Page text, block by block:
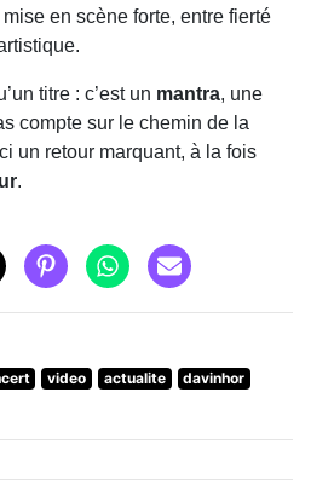
en scène forte, entre fierté
titre : c’est un mantra, une
compte sur le chemin de la
un retour marquant, à la fois
.
video actualite
davinhor